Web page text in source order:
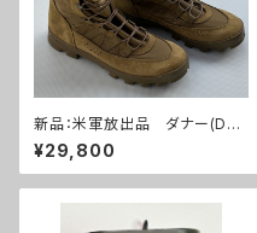
新品：米軍放出品 ダナー(Dan
ner)ブーツ(A0255)
¥29,800